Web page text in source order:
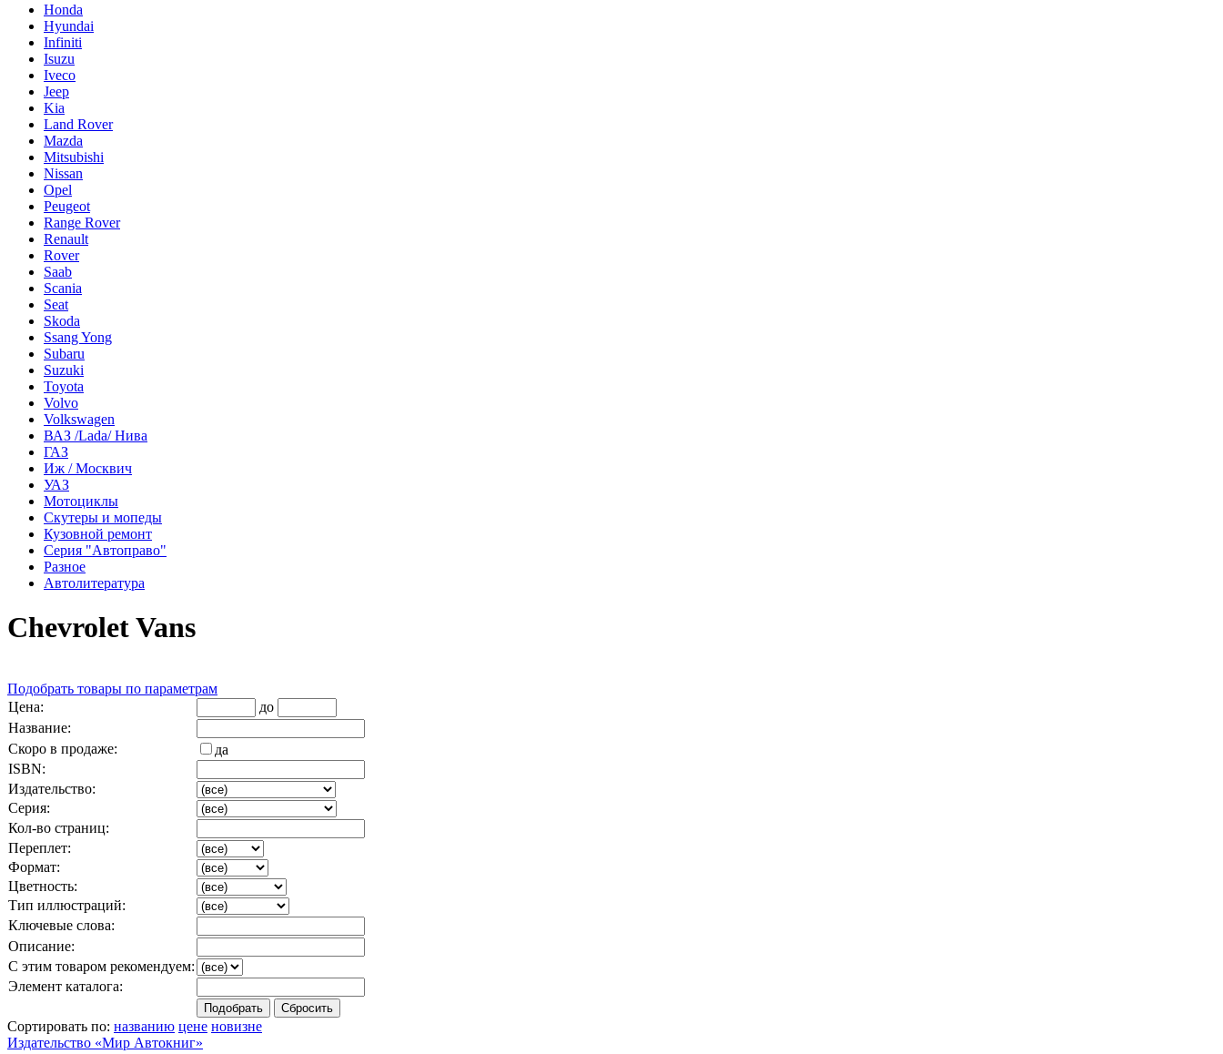
Honda
Hyundai
Infiniti
Isuzu
Iveco
Jeep
Kia
Land Rover
Mazda
Mitsubishi
Nissan
Opel
Peugeot
Range Rover
Renault
Rover
Saab
Scania
Seat
Skoda
Ssang Yong
Subaru
Suzuki
Toyota
Volvo
Volkswagen
ВАЗ /Lada/ Нива
ГАЗ
Иж / Москвич
УАЗ
Мотоциклы
Скутеры и мопеды
Кузовной ремонт
Серия "Автоправо"
Разное
Автолитература
Chevrolet Vans
Подобрать товары по параметрам
Цена:
до
Название:
Скоро в продаже:
да
ISBN:
Издательство:
Серия:
Кол-во страниц:
Переплет:
Формат:
Цветность:
Тип иллюстраций:
Ключевые слова:
Описание:
С этим товаром рекомендуем:
Элемент каталога:
Сортировать по: названию цене новизне
Издательство «Мир Автокниг»